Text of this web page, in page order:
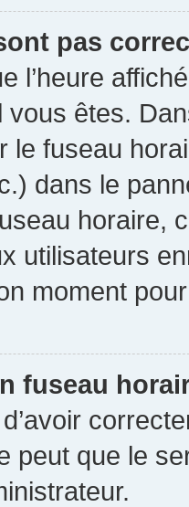
pas
l’heure
vous êtes.
le fuseau
dans le
horaire,
utilisateurs
moment
fuseau
peut que le